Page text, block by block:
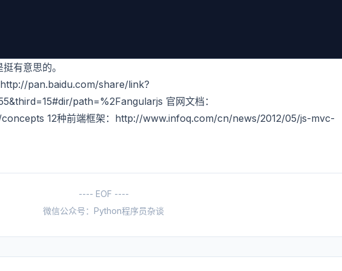
有意思的。
pan.baidu.com/share/link?
path=%2Fangularjs 官网文档：
12种前端框架：http://www.infoq.com/cn/news/2012/05/js-mvc-
---- EOF ----
微信公众号：Python程序员杂谈